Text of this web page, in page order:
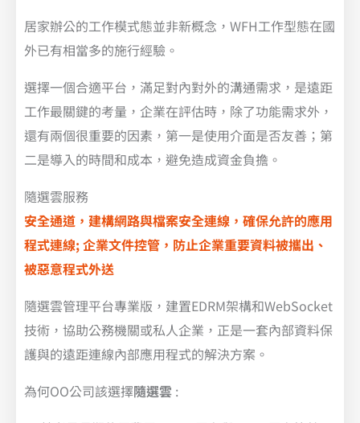
居家辦公的工作模式態並非新概念，WFH工作型態在國
外已有相當多的施行經驗。
選擇一個合適平台，滿足對內對外的溝通需求，是遠距
工作最關鍵的考量，企業在評估時，除了功能需求外，
還有兩個很重要的因素，第一是使用介面是否友善；第
二是導入的時間和成本，避免造成資金負擔。
隨選雲服務
安全通道，建構網路與檔案安全連線，確保允許的應用
程式連線; 企業文件控管，防止企業重要資料被攜出、
被惡意程式外送
隨選雲管理平台專業版，建置EDRM架構和WebSocket
技術，協助公務機關或私人企業，正是一套內部資料保
護與的遠距連線內部應用程式的解決方案。
為何OO公司該選擇隨選雲 :